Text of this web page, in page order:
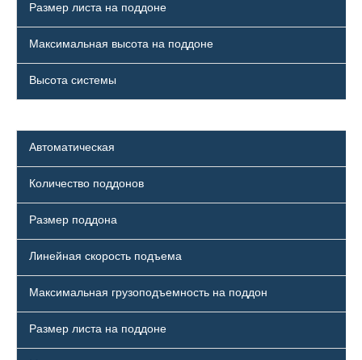
Размер листа на поддоне
Максимальная высота на поддоне
Высота системы
Автоматическая
Количество поддонов
Размер поддона
Линейная скорость подъема
Максимальная грузоподъемность на поддон
Размер листа на поддоне